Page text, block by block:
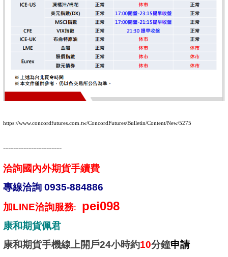
https://www.concordfutures.com.tw/ConcordFutures/Bulletin/Content/New/5275
-----------------------
洽詢國內外期貨手續費
專線洽詢 0935-884886
加LINE洽詢服務: pei098
康和期貨佩君
康和期貨手機線上開戶24小時約10分鐘申請